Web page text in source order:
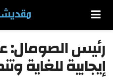
رئيس الصومال:
إيجابية للغاية